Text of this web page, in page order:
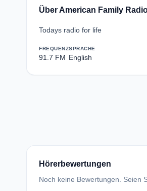
Über American Family
Todays radio for life
FREQUENZ
91.7 FM
SPRACHE
English
Hörerbewertungen
Noch keine Bewertungen. Seien